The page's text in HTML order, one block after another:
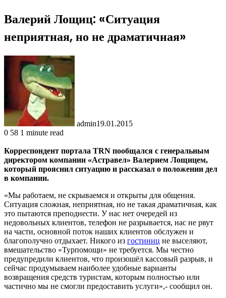
Валерий Лощиц: «Ситуация
неприятная, но не драматичная»
admin19.01.2015
0 58 1 minute read
Корреспондент портала TRN пообщался с генеральным
директором компании «Астравел» Валерием Лощицем,
который прояснил ситуацию и рассказал о положении дел
в компании.
«Мы работаем, не скрываемся и открыты для общения.
Ситуация сложная, неприятная, но не такая драматичная, как
это пытаются преподнести. У нас нет очередей из
недовольных клиентов, телефон не разрывается, нас не рвут
на части, основной поток наших клиентов обслужен и
благополучно отдыхает. Никого из гостиниц не выселяют,
вмешательство «Турпомощи» не требуется. Мы честно
предупредили клиентов, что произошёл кассовый разрыв, и
сейчас продумываем наиболее удобные варианты
возвращения средств туристам, которым полностью или
частично мы не смогли предоставить услуги»,- сообщил он.